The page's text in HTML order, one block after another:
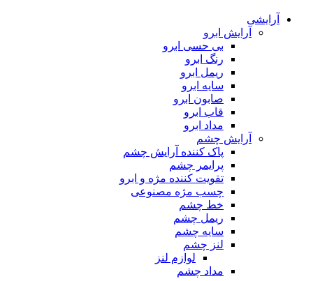
آرایشی
آرایش ابرو
بی حسی ابرو
رنگ ابرو
ریمل ابرو
سایه ابرو
صابون ابرو
قاب ابرو
مداد ابرو
آرایش چشم
پاک کننده آرایش چشم
پرایمر چشم
تقویت کننده مژه و ابرو
چسب مژه مصنوعی
خط چشم
ریمل چشم
سایه چشم
لنز چشم
لوازم لنز
مداد چشم